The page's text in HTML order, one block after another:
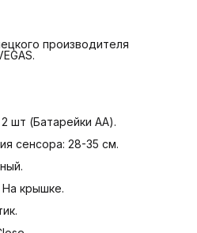
производителя
шт (Батарейки AA).
сенсора: 28-35 см.
крышке.